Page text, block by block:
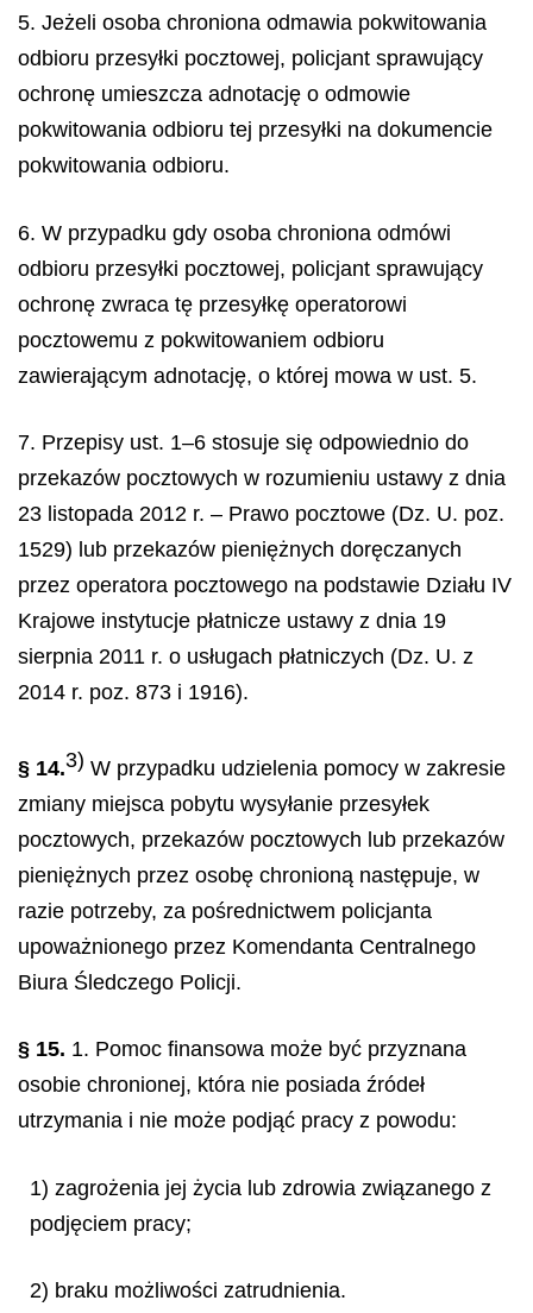
5. Jeżeli osoba chroniona odmawia pokwitowania
odbioru przesyłki pocztowej, policjant sprawujący
ochronę umieszcza adnotację o odmowie
pokwitowania odbioru tej przesyłki na dokumencie
pokwitowania odbioru.
6. W przypadku gdy osoba chroniona odmówi
odbioru przesyłki pocztowej, policjant sprawujący
ochronę zwraca tę przesyłkę operatorowi
pocztowemu z pokwitowaniem odbioru
zawierającym adnotację, o której mowa w ust. 5.
7. Przepisy ust. 1–6 stosuje się odpowiednio do
przekazów pocztowych w rozumieniu ustawy z dnia
23 listopada 2012 r. – Prawo pocztowe (Dz. U. poz.
1529) lub przekazów pieniężnych doręczanych
przez operatora pocztowego na podstawie Działu IV
Krajowe instytucje płatnicze ustawy z dnia 19
sierpnia 2011 r. o usługach płatniczych (Dz. U. z
2014 r. poz. 873 i 1916).
§ 14.3) W przypadku udzielenia pomocy w zakresie
zmiany miejsca pobytu wysyłanie przesyłek
pocztowych, przekazów pocztowych lub przekazów
pieniężnych przez osobę chronioną następuje, w
razie potrzeby, za pośrednictwem policjanta
upoważnionego przez Komendanta Centralnego
Biura Śledczego Policji.
§ 15. 1. Pomoc finansowa może być przyznana
osobie chronionej, która nie posiada źródeł
utrzymania i nie może podjąć pracy z powodu:
1) zagrożenia jej życia lub zdrowia związanego z
podjęciem pracy;
2) braku możliwości zatrudnienia.